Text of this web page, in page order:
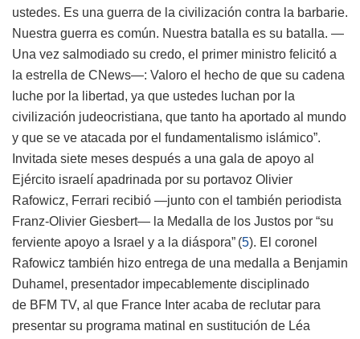
ustedes. Es una guerra de la civilización contra la barbarie.
Nuestra guerra es común. Nuestra batalla es su batalla. —
Una vez salmodiado su credo, el primer ministro felicitó a
la estrella de CNews—: Valoro el hecho de que su cadena
luche por la libertad, ya que ustedes luchan por la
civilización judeocristiana, que tanto ha aportado al mundo
y que se ve atacada por el fundamentalismo islámico”.
Invitada siete meses después a una gala de apoyo al
Ejército israelí apadrinada por su portavoz Olivier
Rafowicz, Ferrari recibió —junto con el también periodista
Franz-Olivier Giesbert— la Medalla de los Justos por “su
ferviente apoyo a Israel y a la diáspora” (5). El coronel
Rafowicz también hizo entrega de una medalla a Benjamin
Duhamel, presentador impecablemente disciplinado
de BFM TV, al que France Inter acaba de reclutar para
presentar su programa matinal en sustitución de Léa